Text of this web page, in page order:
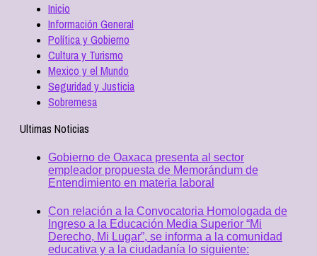
Inicio
Información General
Política y Gobierno
Cultura y Turismo
Mexico y el Mundo
Seguridad y Justicia
Sobremesa
Ultimas Noticias
Gobierno de Oaxaca presenta al sector
empleador propuesta de Memorándum de
Entendimiento en materia laboral
Con relación a la Convocatoria Homologada de
Ingreso a la Educación Media Superior “Mi
Derecho, Mi Lugar”, se informa a la comunidad
educativa y a la ciudadanía lo siguiente: